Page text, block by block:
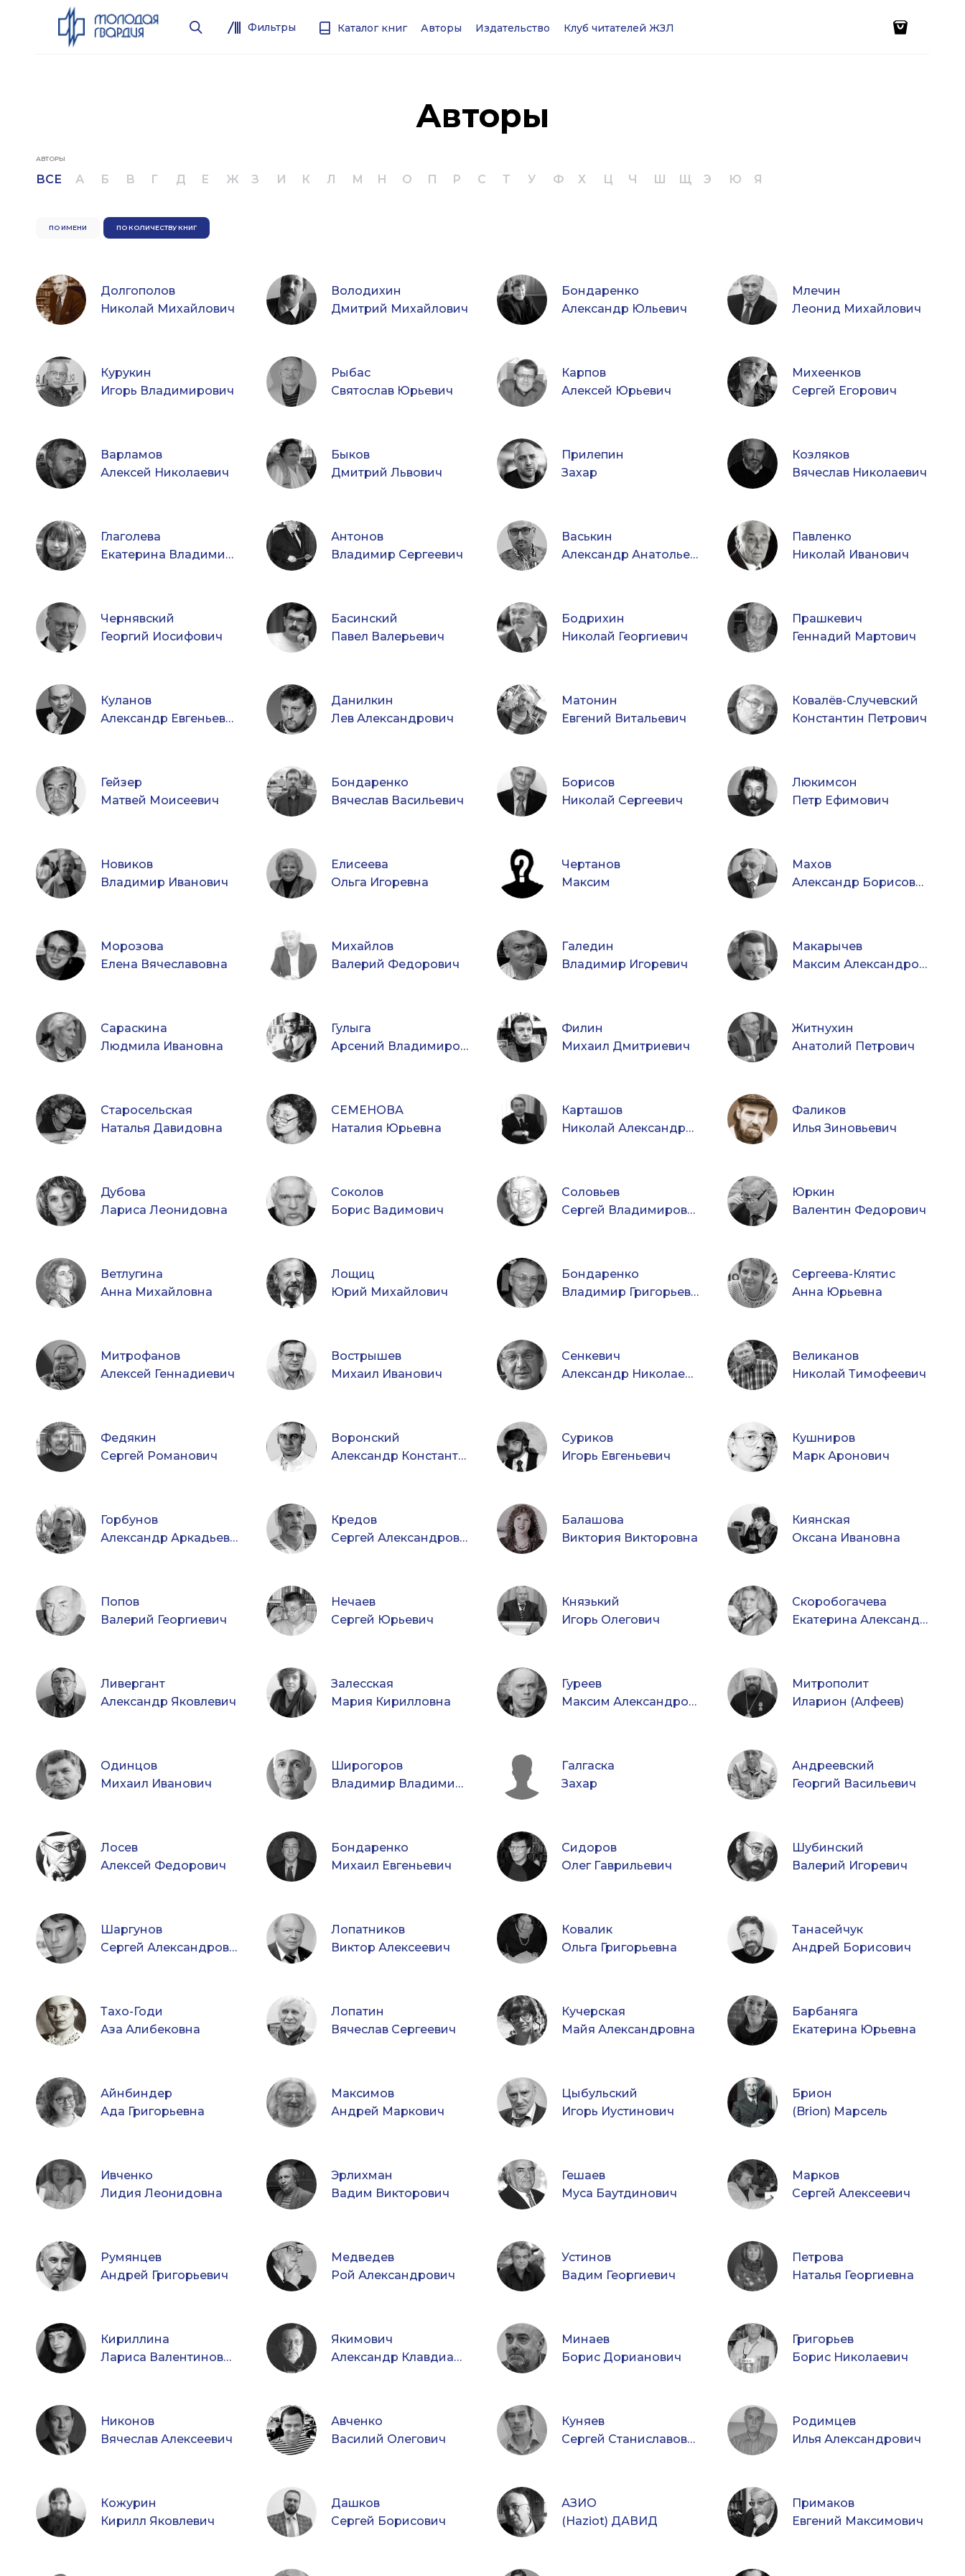
Фильтры Каталог книг Авторы Издательство Клуб читателей ЖЗЛ
Авторы
АВТОРЫ
ВСЕ А Б В Г Д Е Ж З И К Л М Н О П Р С Т У Ф Х Ц Ч Ш Щ Э Ю Я
ПО ИМЕНИ ПО КОЛИЧЕСТВУ КНИГ
Долгополов
Николай Михайлович
Володихин
Дмитрий Михайлович
Бондаренко
Александр Юльевич
Млечин
Леонид Михайлович
Курукин
Игорь Владимирович
Рыбас
Святослав Юрьевич
Карпов
Алексей Юрьевич
Михеенков
Сергей Егорович
Варламов
Алексей Николаевич
Быков
Дмитрий Львович
Прилепин
Захар
Козляков
Вячеслав Николаевич
Глаголева
Екатерина Владимировна
Антонов
Владимир Сергеевич
Васькин
Александр Анатольевич
Павленко
Николай Иванович
Чернявский
Георгий Иосифович
Басинский
Павел Валерьевич
Бодрихин
Николай Георгиевич
Прашкевич
Геннадий Мартович
Куланов
Александр Евгеньевич
Данилкин
Лев Александрович
Матонин
Евгений Витальевич
Ковалёв-Случевский
Константин Петрович
Гейзер
Матвей Моисеевич
Бондаренко
Вячеслав Васильевич
Борисов
Николай Сергеевич
Люкимсон
Петр Ефимович
Новиков
Владимир Иванович
Елисеева
Ольга Игоревна
Чертанов
Максим
Махов
Александр Борисович
Морозова
Елена Вячеславовна
Михайлов
Валерий Федорович
Галедин
Владимир Игоревич
Макарычев
Максим Александрович
Сараскина
Людмила Ивановна
Гулыга
Арсений Владимирович
Филин
Михаил Дмитриевич
Житнухин
Анатолий Петрович
Старосельская
Наталья Давидовна
СЕМЕНОВА
Наталия Юрьевна
Карташов
Николай Александрович
Фаликов
Илья Зиновьевич
Дубова
Лариса Леонидовна
Соколов
Борис Вадимович
Соловьев
Сергей Владимирович
Юркин
Валентин Федорович
Ветлугина
Анна Михайловна
Лощиц
Юрий Михайлович
Бондаренко
Владимир Григорьевич
Сергеева-Клятис
Анна Юрьевна
Митрофанов
Алексей Геннадиевич
Вострышев
Михаил Иванович
Сенкевич
Александр Николаевич
Великанов
Николай Тимофеевич
Федякин
Сергей Романович
Воронский
Александр Константинович
Суриков
Игорь Евгеньевич
Кушниров
Марк Аронович
Горбунов
Александр Аркадьевич
Кредов
Сергей Александрович
Балашова
Виктория Викторовна
Киянская
Оксана Ивановна
Попов
Валерий Георгиевич
Нечаев
Сергей Юрьевич
Князький
Игорь Олегович
Скоробогачева
Екатерина Александровна
Ливергант
Александр Яковлевич
Залесская
Мария Кирилловна
Гуреев
Максим Александрович
Митрополит
Иларион (Алфеев)
Одинцов
Михаил Иванович
Широгоров
Владимир Владимирович
Галгаска
Захар
Андреевский
Георгий Васильевич
Лосев
Алексей Федорович
Бондаренко
Михаил Евгеньевич
Сидоров
Олег Гаврильевич
Шубинский
Валерий Игоревич
Шаргунов
Сергей Александрович
Лопатников
Виктор Алексеевич
Ковалик
Ольга Григорьевна
Танасейчук
Андрей Борисович
Тахо-Годи
Аза Алибековна
Лопатин
Вячеслав Сергеевич
Кучерская
Майя Александровна
Барбаняга
Екатерина Юрьевна
Айнбиндер
Ада Григорьевна
Максимов
Андрей Маркович
Цыбульский
Игорь Иустинович
Брион
(Brion) Марсель
Ивченко
Лидия Леонидовна
Эрлихман
Вадим Викторович
Гешаев
Муса Баутдинович
Марков
Сергей Алексеевич
Румянцев
Андрей Григорьевич
Медведев
Рой Александрович
Устинов
Вадим Георгиевич
Петрова
Наталья Георгиевна
Кириллина
Лариса Валентиновна
Якимович
Александр Клавдианович
Минаев
Борис Дорианович
Григорьев
Борис Николаевич
Никонов
Вячеслав Алексеевич
Авченко
Василий Олегович
Куняев
Сергей Станиславович
Родимцев
Илья Александрович
Кожурин
Кирилл Яковлевич
Дашков
Сергей Борисович
АЗИО
(Haziot) ДАВИД
Примаков
Евгений Максимович